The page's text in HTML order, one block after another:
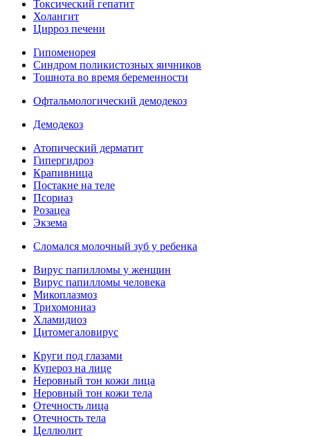
Токсический гепатит
Холангит
Цирроз печени
Гипоменорея
Синдром поликистозных яичников
Тошнота во время беременности
Офтальмологический демодекоз
Демодекоз
Атопический дерматит
Гипергидроз
Крапивница
Постакне на теле
Псориаз
Розацеа
Экзема
Сломался молочный зуб у ребенка
Вирус папилломы у женщин
Вирус папилломы человека
Микоплазмоз
Трихомониаз
Хламидиоз
Цитомегаловирус
Круги под глазами
Купероз на лице
Неровный тон кожи лица
Неровный тон кожи тела
Отечность лица
Отечность тела
Целлюлит